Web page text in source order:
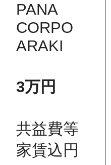
PANA
CORPO
ARAKI
3万円
共益費等
家賃込 円